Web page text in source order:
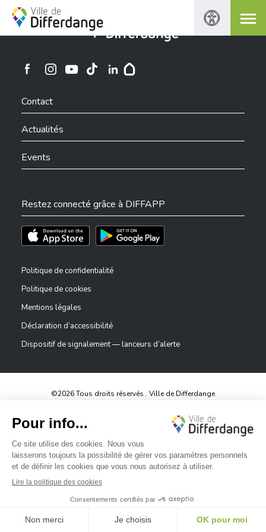
Ville de Differdange
Ville de Differdange sur Instagram
Contact
Actualités
Events
Restez connecté grâce à DIFFAPP
Téléchargez l'app sur l'App StoreTéléchargez l'app sur Play Store
Politique de confidentialité
Politique de cookies
Mentions légales
Déclaration d’accessibilité
Dispositif de signalement — lanceurs d’alerte
©2026 Tous droits réservés . Ville de Differdange
✕
Bonjour, comment puis-je vous aider ?